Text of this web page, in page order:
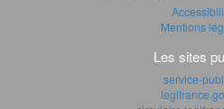
Mentions
Les sites
service-